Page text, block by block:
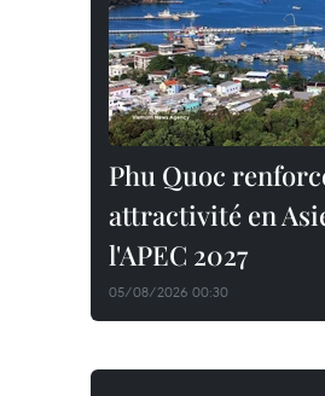
Phu Quoc
attractivité en
l'APEC 2027
05/08/2026 00:30